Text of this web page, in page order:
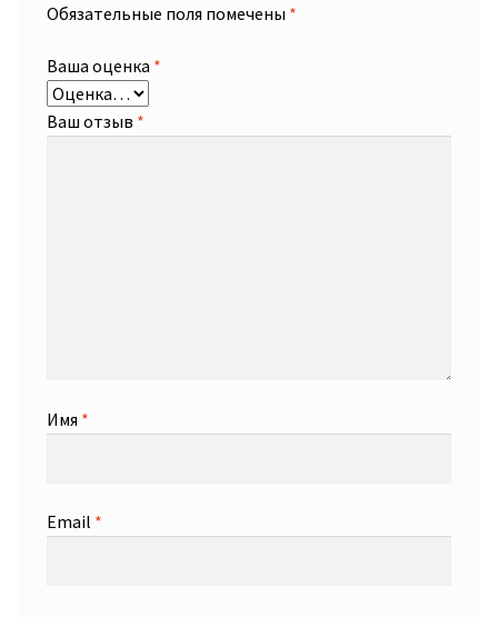
Обязательные поля помечены *
Ваша оценка *
Ваш отзыв *
Имя *
Email *